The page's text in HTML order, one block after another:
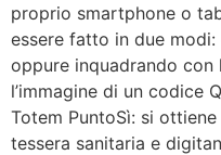
proprio smartphone o
essere fatto in due
oppure inquadrando
l’immagine di un codice
Totem PuntoSì: si
tessera sanitaria e